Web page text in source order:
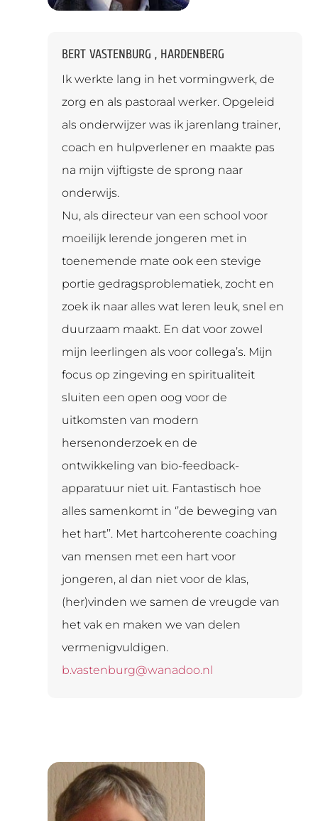
BERT VASTENBURG , HARDENBERG
Ik werkte lang in het vormingwerk, de
zorg en als pastoraal werker. Opgeleid
als onderwijzer was ik jarenlang trainer,
coach en hulpverlener en maakte pas
na mijn vijftigste de sprong naar
onderwijs.
Nu, als directeur van een school voor
moeilijk lerende jongeren met in
toenemende mate ook een stevige
portie gedragsproblematiek, zocht en
zoek ik naar alles wat leren leuk, snel en
duurzaam maakt. En dat voor zowel
mijn leerlingen als voor collega’s. Mijn
focus op zingeving en spiritualiteit
sluiten een open oog voor de
uitkomsten van modern
hersenonderzoek en de
ontwikkeling van bio-feedback-
apparatuur niet uit. Fantastisch hoe
alles samenkomt in ‘’de beweging van
het hart’’. Met hartcoherente coaching
van mensen met een hart voor
jongeren, al dan niet voor de klas,
(her)vinden we samen de vreugde van
het vak en maken we van delen
vermenigvuldigen.
b.vastenburg@wanadoo.nl